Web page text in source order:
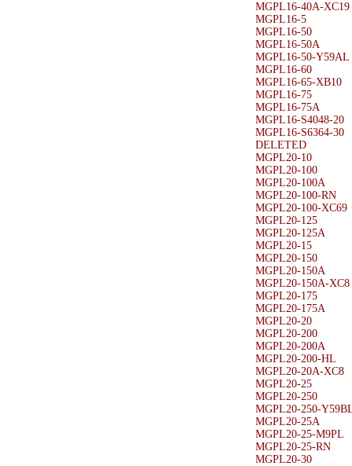
MGPL16-40A-XC19
MGPL16-5
MGPL16-50
MGPL16-50A
MGPL16-50-Y59AL
MGPL16-60
MGPL16-65-XB10
MGPL16-75
MGPL16-75A
MGPL16-S4048-20
MGPL16-S6364-30
DELETED
MGPL20-10
MGPL20-100
MGPL20-100A
MGPL20-100-RN
MGPL20-100-XC69
MGPL20-125
MGPL20-125A
MGPL20-15
MGPL20-150
MGPL20-150A
MGPL20-150A-XC8
MGPL20-175
MGPL20-175A
MGPL20-20
MGPL20-200
MGPL20-200A
MGPL20-200-HL
MGPL20-20A-XC8
MGPL20-25
MGPL20-250
MGPL20-250-
MGPL20-25A
MGPL20-25-M9PL
MGPL20-25-RN
MGPL20-30